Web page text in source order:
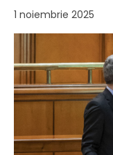
1 noiembrie 2025